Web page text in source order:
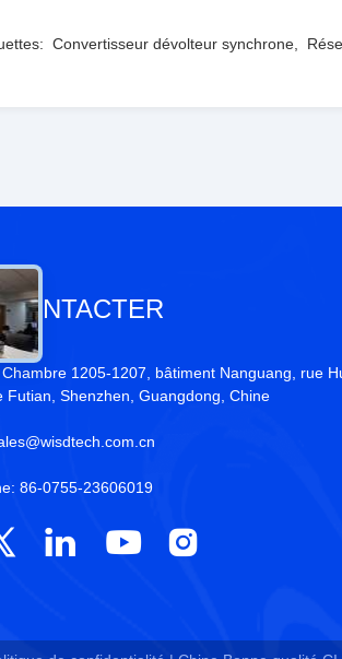
Convertisseur dévolteur synchrone
Chambre 1205-1207, bâtiment Nanguang, rue
Futian, Shenzhen, Guangdong, Chine
86-0755-23606019